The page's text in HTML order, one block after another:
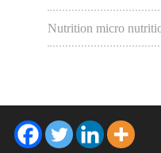
Nutrition micro